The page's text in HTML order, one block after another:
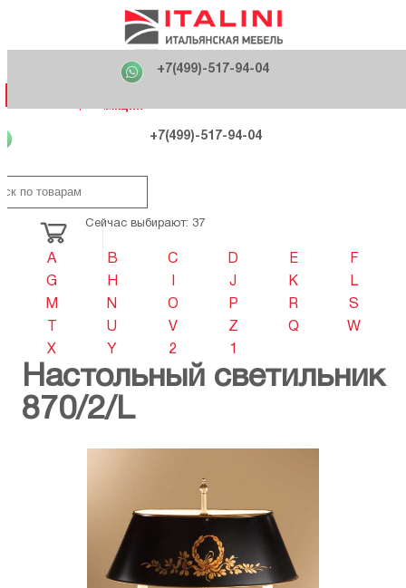
+7(499)-517-94-04
Фабрики
Распродажа
Как купить
О компании
Акция
+7(499)-517-94-04
121170 , г. Москва,
ул. Кутузовский проспект, д. 36 стр.3
+7(499)-517-94-04
Сейчас выбирают: 37
A B C D E
F
G
H J K
L
M
N O P R
S
U V Z Q
W
X
Y 2 1
Настольный светильник
870/2/L